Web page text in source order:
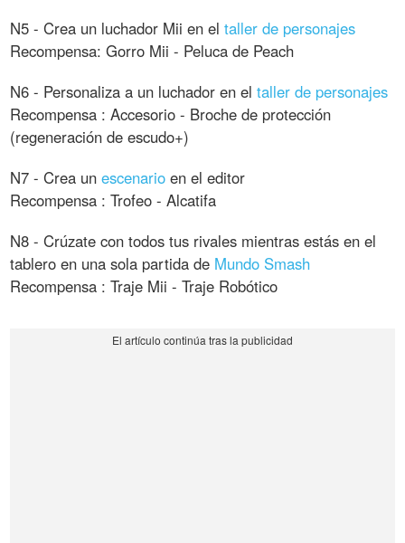
N5 - Crea un luchador Mii en eltaller de personajes
Recompensa: Gorro Mii - Peluca de Peach
N6 - Personaliza a un luchador en eltaller de personajes
Recompensa : Accesorio - Broche de protección
(regeneración de escudo+)
N7 - Crea unescenario en el editor
Recompensa : Trofeo - Alcatifa
N8 - Crúzate con todos tus rivales mientras estás en el
tablero en una sola partida de Mundo Smash
Recompensa : Traje Mii - Traje Robótico